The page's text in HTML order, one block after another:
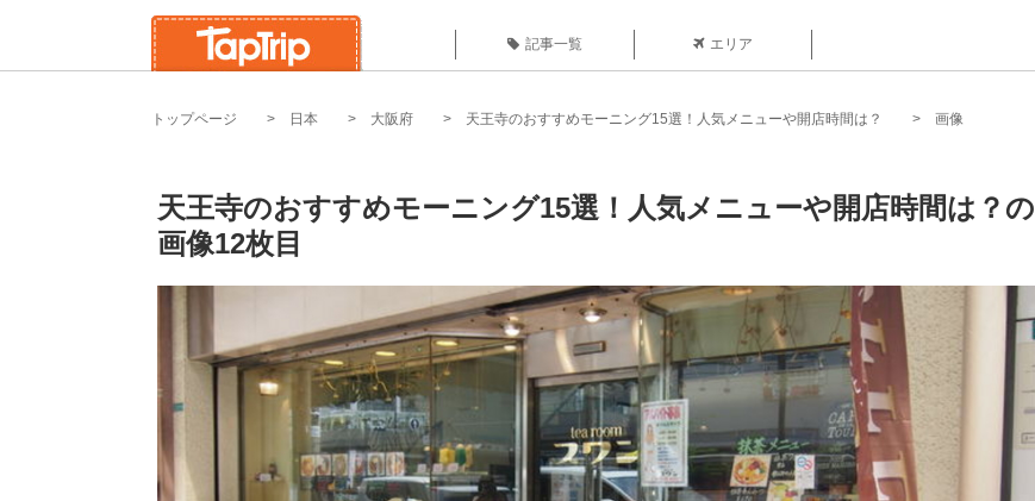
記事一覧 エリア
トップページ 日本 大阪府 天王寺のおすすめモーニング15選！人気メニューや開店時間は？ 画像
天王寺のおすすめモーニング15選！人気メニューや開店時間は？の
画像12枚目